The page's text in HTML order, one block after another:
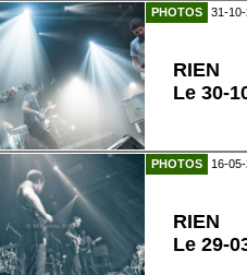
PHOTOS 31-
RIEN
Le 30-
PHOTOS 16-
RIEN
Le 29-